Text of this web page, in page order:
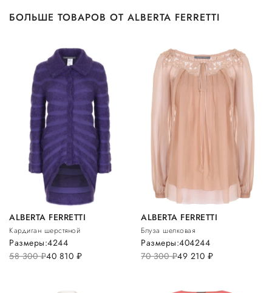
БОЛЬШЕ ТОВАРОВ ОТ ALBERTA FERRETTI
ALBERTA FERRETTI
Кардиган шерстяной
58 300руб.40 810 руб.
Размеры:4244
ALBERTA FERRETTI
Блуза шелковая
70 300руб.49 210 руб.
Размеры:404244